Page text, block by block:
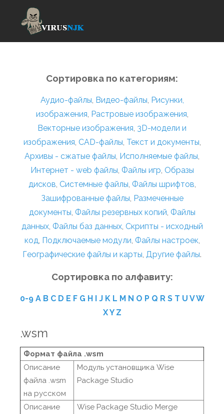
Сортировка по категориям:
Аудио-файлы, Видео-файлы, Рисунки,
изображения, Растровые изображения,
Векторные изображения, 3D-модели и
изображения, CAD-файлы, Текст и документы,
Архивы - сжатые файлы, Исполняемые файлы,
Интернет - web файлы, Файлы игр, Образы
дисков, Системные файлы, Файлы шрифтов,
Зашифрованные файлы, Размеченные
документы, Файлы резервных копий, Файлы
данных, Файлы баз данных, Скрипты - исходный
код, Подключаемые модули, Файлы настроек,
Географические файлы и карты, Другие файлы.
Сортировка по алфавиту:
0-9 A B C D E F G H I J K L M N O P Q R S T U VW
XY Z
.wsm
Формат файла .wsm
Описание
файла .wsm
на русском
Модуль установщика Wise
Package Studio
Описание
Wise Package Studio Merge